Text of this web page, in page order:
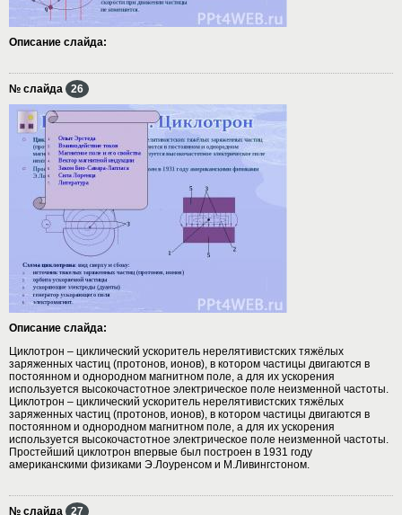
Описание слайда:
№ слайда 26
Описание слайда:
Циклотрон – циклический ускоритель нерелятивистских тяжёлых
заряженных частиц (протонов, ионов), в котором частицы двигаются в
постоянном и однородном магнитном поле, а для их ускорения
используется высокочастотное электрическое поле неизменной частоты.
Циклотрон – циклический ускоритель нерелятивистских тяжёлых
заряженных частиц (протонов, ионов), в котором частицы двигаются в
постоянном и однородном магнитном поле, а для их ускорения
используется высокочастотное электрическое поле неизменной частоты.
Простейший циклотрон впервые был построен в 1931 году
американскими физиками Э.Лоуренсом и М.Ливингстоном.
№ слайда 27